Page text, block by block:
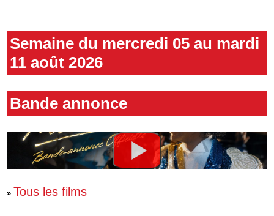
Semaine du mercredi 05 au mardi
11 août 2026
Bande annonce
» Tous les films